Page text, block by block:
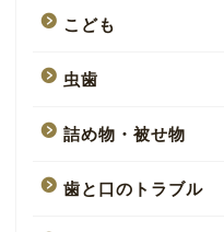
こども
虫歯
詰め物・被せ物
歯と口のトラブル